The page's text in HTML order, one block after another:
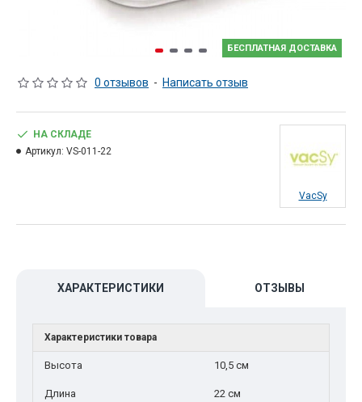
БЕСПЛАТНАЯ ДОСТАВКА
0 отзывов - Написать отзыв
НА СКЛАДЕ
Артикул: VS-011-22
VacSy
ХАРАКТЕРИСТИКИ ОТЗЫВЫ
Характеристики товара
Высота 10,5 см
Длина 22 см